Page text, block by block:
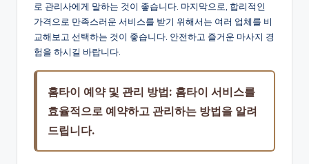
로 관리사에게 말하는 것이 좋습니다. 마지막으로, 합리적인
가격으로 만족스러운 서비스를 받기 위해서는 여러 업체를 비
교해보고 선택하는 것이 좋습니다. 안전하고 즐거운 마사지 경
험을 하시길 바랍니다.
홈타이 예약 및 관리 방법: 홈타이 서비스를
효율적으로 예약하고 관리하는 방법을 알려
드립니다.